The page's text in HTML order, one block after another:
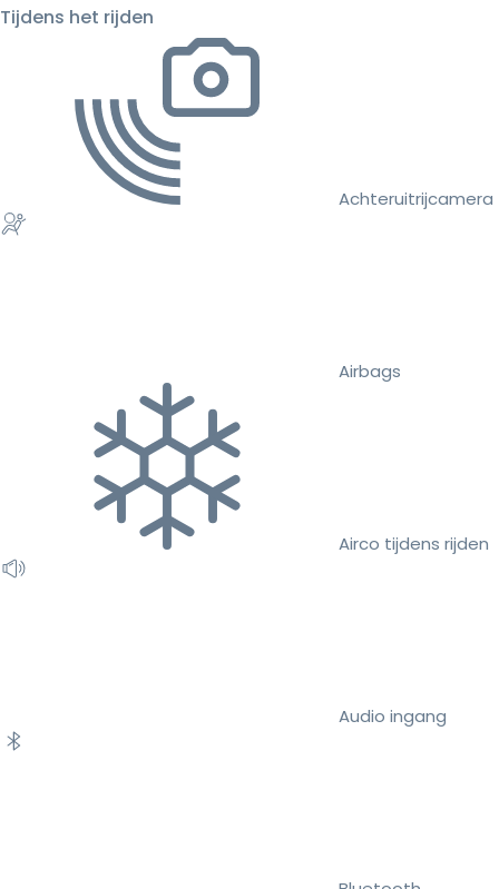
Tijdens het rijden
Achteruitrijcamera
Airbags
Airco tijdens rijden
Audio ingang